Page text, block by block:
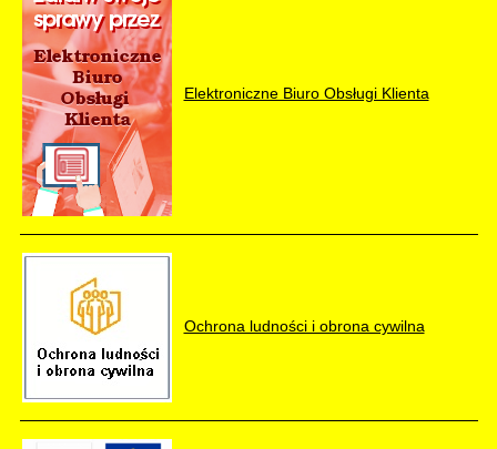
Elektroniczne Biuro Obsługi Klienta
Ochrona ludności i obrona cywilna